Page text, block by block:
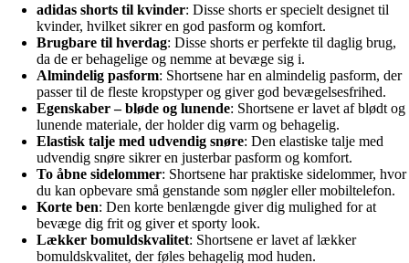
adidas shorts til kvinder: Disse shorts er specielt designet til
kvinder, hvilket sikrer en god pasform og komfort.
Brugbare til hverdag: Disse shorts er perfekte til daglig brug,
da de er behagelige og nemme at bevæge sig i.
Almindelig pasform: Shortsene har en almindelig pasform, der
passer til de fleste kropstyper og giver god bevægelsesfrihed.
Egenskaber – bløde og lunende: Shortsene er lavet af blødt og
lunende materiale, der holder dig varm og behagelig.
Elastisk talje med udvendig snøre: Den elastiske talje med
udvendig snøre sikrer en justerbar pasform og komfort.
To åbne sidelommer: Shortsene har praktiske sidelommer, hvor
du kan opbevare små genstande som nøgler eller mobiltelefon.
Korte ben: Den korte benlængde giver dig mulighed for at
bevæge dig frit og giver et sporty look.
Lækker bomuldskvalitet: Shortsene er lavet af lækker
bomuldskvalitet, der føles behagelig mod huden.